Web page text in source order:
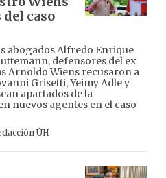
del caso
abogados Alfredo Enrique
defensores del ex
Arnoldo Wiens recusaron a
Grisetti, Yeimy Adle y
apartados de la
nuevos agentes en el caso
ÚH